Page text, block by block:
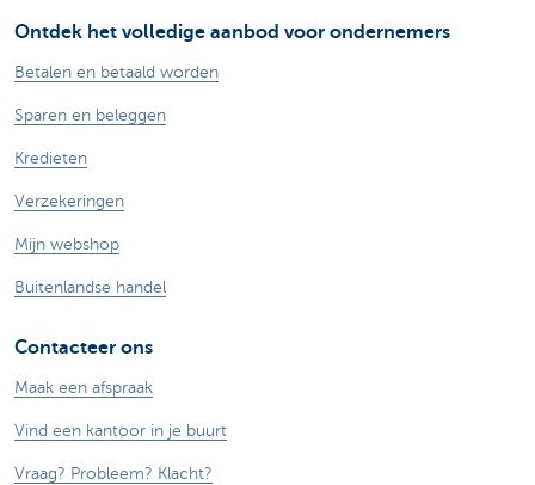
Ontdek het volledige aanbod voor ondernemers
Betalen en betaald worden
Sparen en beleggen
Kredieten
Verzekeringen
Mijn webshop
Buitenlandse handel
Contacteer ons
Maak een afspraak
Vind een kantoor in je buurt
Vraag? Probleem? Klacht?